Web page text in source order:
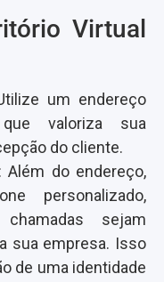
Virtual
um endereço
valoriza sua
do cliente.
Além do endereço,
personalizado,
sejam
sua empresa. Isso
de uma identidade